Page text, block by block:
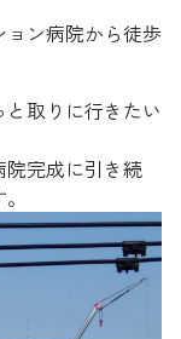
ン病院から徒歩
取りに行きたい
完成に引き続